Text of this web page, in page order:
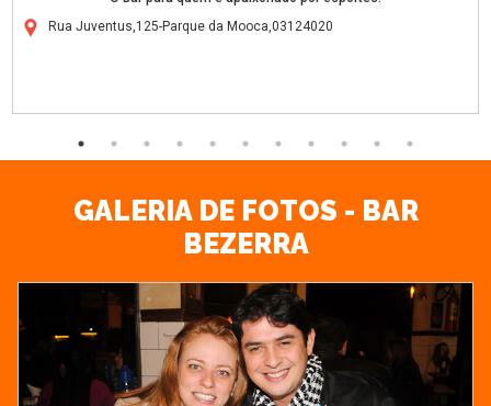
Rua Juventus,125-Parque da Mooca,03124020
GALERIA DE FOTOS - BAR
BEZERRA